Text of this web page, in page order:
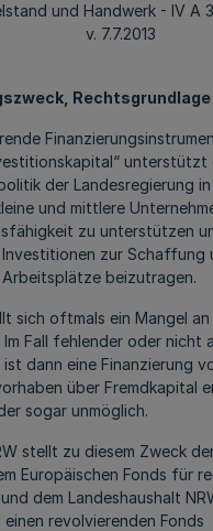
und Handwerk - IV A
v. 7.7.2013
Rechtsgrundlage
der Landesregierung
und mittlere
zu unterstützen
zur Schaffung
beizutragen.
sich oftmals ein Mangel
Im Fall fehlender oder nicht
dann eine Finanzierung
über Fremdkapital
sogar unmöglich.
stellt zu diesem Zweck
Europäischen Fonds für
dem Landeshaushalt
einen revolvierenden Fonds